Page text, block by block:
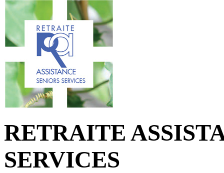
RETRAITE
SERVICES